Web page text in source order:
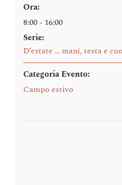
Ora:
8:00 - 16:00
Serie:
D’estate … mani, testa e
Categoria Evento:
Campo estivo